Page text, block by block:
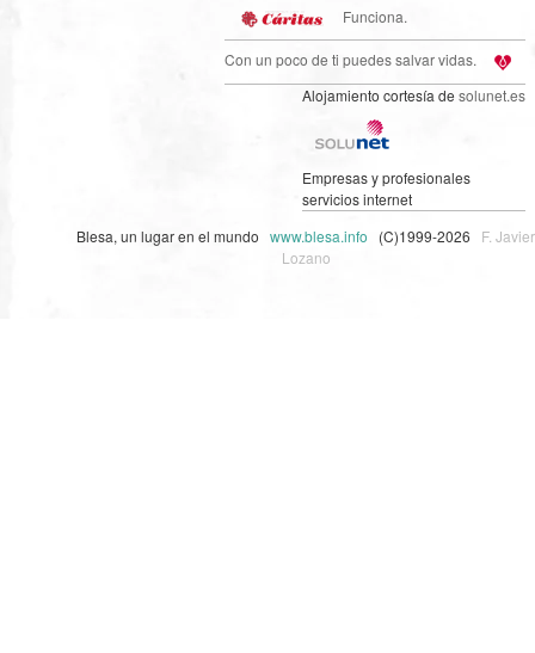
Funciona.
Con un poco de ti puedes salvar vidas.
Alojamiento cortesía de solunet.es
Empresas y profesionales
servicios internet
Blesa, un lugar en el mundo www.blesa.info (C)1999-2026 F. Javier
Lozano